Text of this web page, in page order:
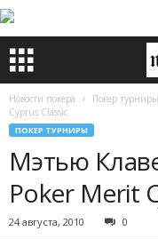
Новости покера Покер турниры
Cyprus Classic
ПОКЕР ТУРНИРЫ
Мэтью
Poker Merit
24 августа, 2010 0